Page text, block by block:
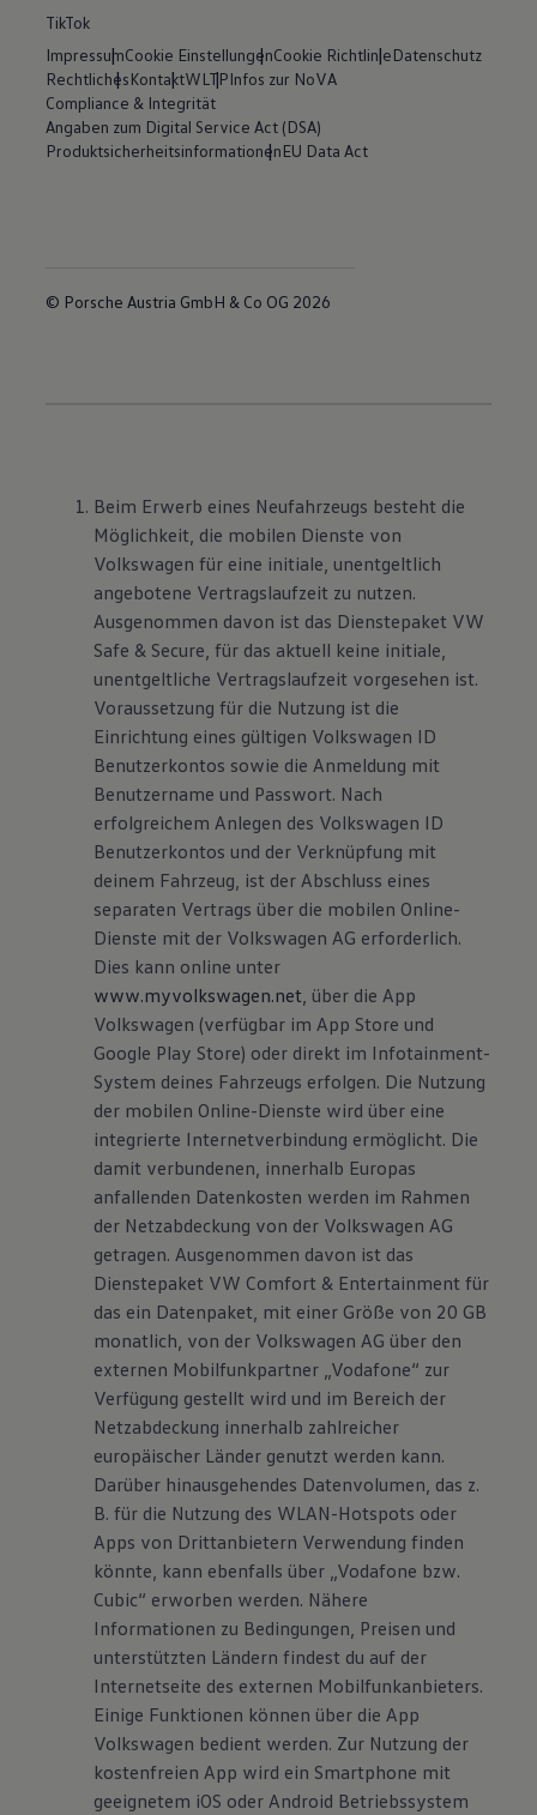
TikTok
ImpressumCookie EinstellungenCookie RichtlinieDatenschutz
RechtlichesKontaktWLTPInfos zur NoVA
Compliance & Integrität
Angaben zum Digital Service Act (DSA)
ProduktsicherheitsinformationenEU Data Act
© Porsche Austria GmbH & Co OG 2026
Beim Erwerb eines Neufahrzeugs besteht die
Möglichkeit, die mobilen Dienste von
Volkswagen für eine initiale, unentgeltlich
angebotene Vertragslaufzeit zu nutzen.
Ausgenommen davon ist das Dienstepaket VW
Safe & Secure, für das aktuell keine initiale,
unentgeltliche Vertragslaufzeit vorgesehen ist.
Voraussetzung für die Nutzung ist die
Einrichtung eines gültigen Volkswagen ID
Benutzerkontos sowie die Anmeldung mit
Benutzername und Passwort. Nach
erfolgreichem Anlegen des Volkswagen ID
Benutzerkontos und der Verknüpfung mit
deinem Fahrzeug, ist der Abschluss eines
separaten Vertrags über die mobilen Online-
Dienste mit der Volkswagen AG erforderlich.
Dies kann online unter
www.myvolkswagen.net , über die App
Volkswagen (verfügbar im App Store und
Google Play Store) oder direkt im Infotainment-
System deines Fahrzeugs erfolgen. Die Nutzung
der mobilen Online-Dienste wird über eine
integrierte Internetverbindung ermöglicht. Die
damit verbundenen, innerhalb Europas
anfallenden Datenkosten werden im Rahmen
der Netzabdeckung von der Volkswagen AG
getragen. Ausgenommen davon ist das
Dienstepaket VW Comfort & Entertainment für
das ein Datenpaket, mit einer Größe von 20 GB
monatlich, von der Volkswagen AG über den
externen Mobilfunkpartner „Vodafone“ zur
Verfügung gestellt wird und im Bereich der
Netzabdeckung innerhalb zahlreicher
europäischer Länder genutzt werden kann.
Darüber hinausgehendes Datenvolumen, das z.
B. für die Nutzung des WLAN-Hotspots oder
Apps von Drittanbietern Verwendung finden
könnte, kann ebenfalls über „Vodafone bzw.
Cubic“ erworben werden. Nähere
Informationen zu Bedingungen, Preisen und
unterstützten Ländern findest du auf der
Internetseite des externen Mobilfunkanbieters.
Einige Funktionen können über die App
Volkswagen bedient werden. Zur Nutzung der
kostenfreien App wird ein Smartphone mit
geeignetem iOS oder Android Betriebssystem